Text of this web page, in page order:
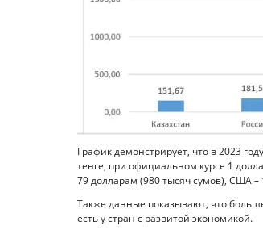
График демонстрирует, что в 2023
тенге, при официальном курсе 1
79 долларам (980 тысяч сумов), США –
Также данные показывают, что
есть у стран с развитой экономикой.